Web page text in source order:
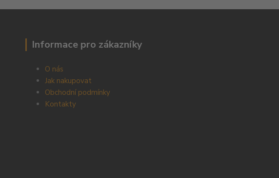
Informace pro zákazníky
O nás
Jak nakupovat
Obchodní podmínky
Kontakty